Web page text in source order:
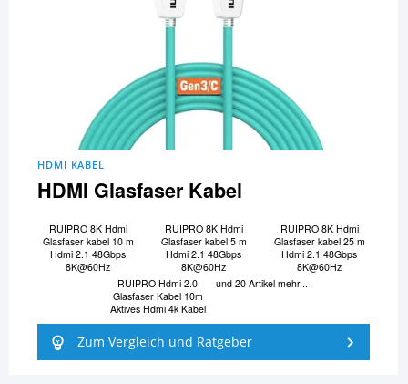
HDMI KABEL
HDMI Glasfaser Kabel
RUIPRO 8K Hdmi
Glasfaser kabel 10 m
Hdmi 2.1 48Gbps
8K@60Hz
RUIPRO 8K Hdmi
Glasfaser kabel 5 m
Hdmi 2.1 48Gbps
8K@60Hz
RUIPRO 8K Hdmi
Glasfaser kabel 25 m
Hdmi 2.1 48Gbps
8K@60Hz
RUIPRO Hdmi 2.0
Glasfaser Kabel 10m
Aktives Hdmi 4k Kabel
und 20 Artikel mehr...
Zum Vergleich und Ratgeber